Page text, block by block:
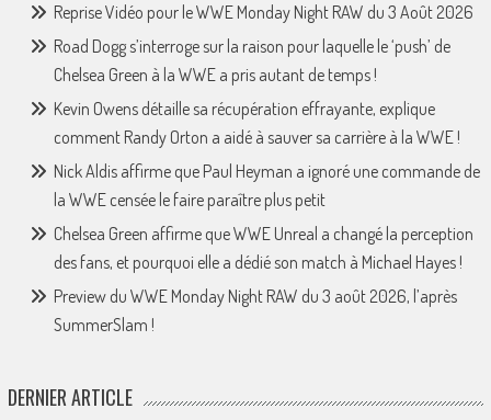
Reprise Vidéo pour le WWE Monday Night RAW du 3 Août 2026
Road Dogg s’interroge sur la raison pour laquelle le ‘push’ de
Chelsea Green à la WWE a pris autant de temps !
Kevin Owens détaille sa récupération effrayante, explique
comment Randy Orton a aidé à sauver sa carrière à la WWE !
Nick Aldis affirme que Paul Heyman a ignoré une commande de
la WWE censée le faire paraître plus petit
Chelsea Green affirme que WWE Unreal a changé la perception
des fans, et pourquoi elle a dédié son match à Michael Hayes !
Preview du WWE Monday Night RAW du 3 août 2026, l’après
SummerSlam !
DERNIER ARTICLE